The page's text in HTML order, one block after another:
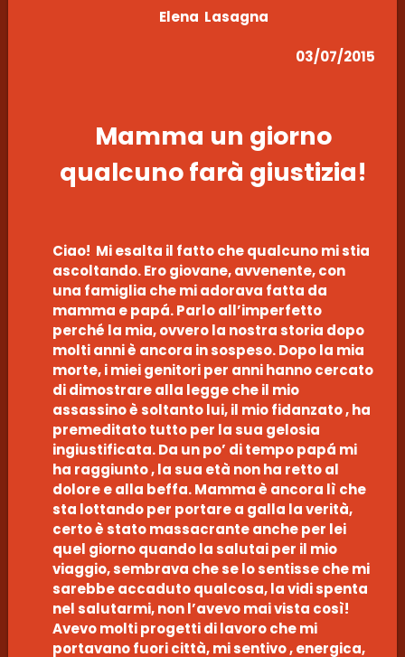
Elena Lasagna
03/07/2015
Mamma un giorno
qualcuno farà giustizia!
Ciao! Mi esalta il fatto che qualcuno mi stia
ascoltando. Ero giovane, avvenente, con
una famiglia che mi adorava fatta da
mamma e papá. Parlo all’imperfetto
perché la mia, ovvero la nostra storia dopo
molti anni è ancora in sospeso. Dopo la mia
morte, i miei genitori per anni hanno cercato
di dimostrare alla legge che il mio
assassino è soltanto lui, il mio fidanzato , ha
premeditato tutto per la sua gelosia
ingiustificata. Da un po’ di tempo papá mi
ha raggiunto , la sua età non ha retto al
dolore e alla beffa. Mamma è ancora lì che
sta lottando per portare a galla la verità,
certo è stato massacrante anche per lei
quel giorno quando la salutai per il mio
viaggio, sembrava che se lo sentisse che mi
sarebbe accaduto qualcosa, la vidi spenta
nel salutarmi, non l’avevo mai vista così!
Avevo molti progetti di lavoro che mi
portavano fuori città, mi sentivo , energica,